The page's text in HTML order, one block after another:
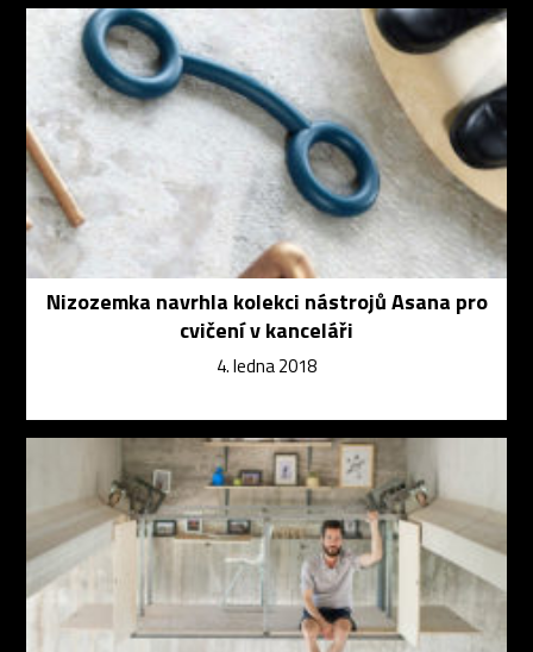
Nizozemka navrhla kolekci nástrojů Asana pro
cvičení v kanceláři
4. ledna 2018